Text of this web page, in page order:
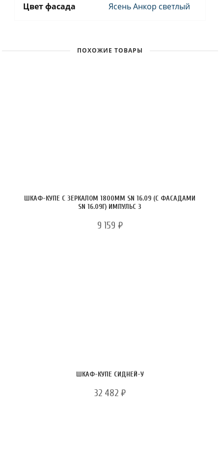
Цвет фасада
Ясень Анкор светлый
ПОХОЖИЕ ТОВАРЫ
ШКАФ-КУПЕ С ЗЕРКАЛОМ 1800ММ SN 16.09 (С ФАСАДАМИ
SN 16.09Г) ИМПУЛЬС 3
9 159 ₽
ШКАФ-КУПЕ СИДНЕЙ-У
32 482 ₽